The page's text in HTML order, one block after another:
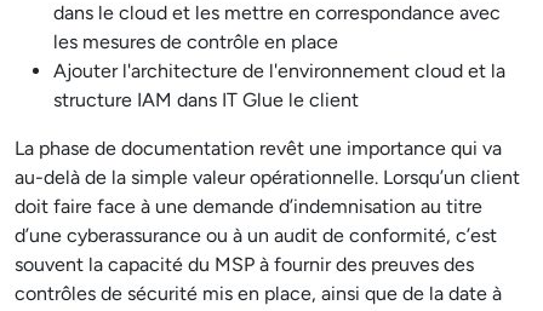
dans le cloud et les mettre en correspondance avec
les mesures de contrôle en place
Ajouter l'architecture de l'environnement cloud et la
structure IAM dans IT Glue le client
La phase de documentation revêt une importance qui va
au-delà de la simple valeur opérationnelle. Lorsqu’un client
doit faire face à une demande d’indemnisation au titre
d’une cyberassurance ou à un audit de conformité, c’est
souvent la capacité du MSP à fournir des preuves des
contrôles de sécurité mis en place, ainsi que de la date à